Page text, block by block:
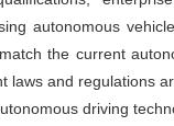
autonomous
the current
laws and regulations
driving